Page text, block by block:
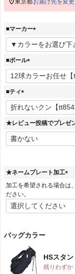
東京都お届け先を変更
■マーカー
(
必
)
■ボール
(
必
)
■ティ
(
必
須
)
★レビュー投稿でプレゼ
★ネームプレート加工
(
)
加工を希望される場合は
ださい。
バッグカラー
HSスタ
残りわずか